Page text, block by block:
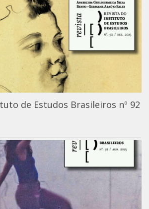
Correia de Andrade – o divulgador
Estudantis
Digital
Visuais
de Estudos Brasileiros nº 92